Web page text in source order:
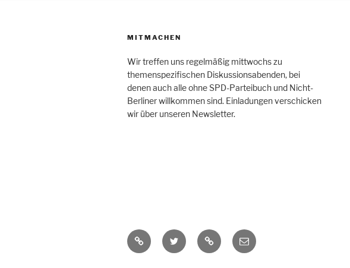
MITMACHEN
Wir treffen uns regelmäßig mittwochs zu
themenspezifischen Diskussionsabenden, bei
denen auch alle ohne SPD-Parteibuch und Nicht-
Berliner willkommen sind. Einladungen verschicken
wir über unseren Newsletter.
RSS-
Feed
Twitter Mastodon
E-
Mail